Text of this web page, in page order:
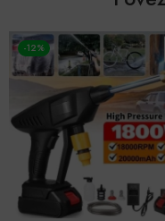
-12%